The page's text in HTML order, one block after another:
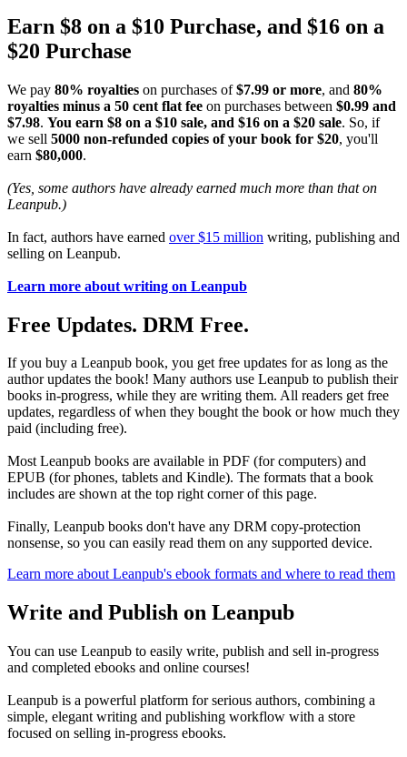
Earn $8 on a $10 Purchase, and $16 on a
$20 Purchase
We pay 80% royalties on purchases of$7.99 or more, and 80%
royalties minus a 50 cent flat fee on purchases between $0.99 and
$7.98. You earn $8 on a $10 sale, and $16 on a $20 sale. So, if
we sell 5000 non-refunded copies of your book for $20, you'll
earn $80,000.
(Yes, some authors have already earned much more than that on
Leanpub.)
In fact, authors have earned over $15 million writing, publishing and
selling on Leanpub.
Learn more about writing on Leanpub
Free Updates. DRM Free.
If you buy a Leanpub book, you get free updates for as long as the
author updates the book! Many authors use Leanpub to publish their
books in-progress, while they are writing them. All readers get free
updates, regardless of when they bought the book or how much they
paid (including free).
Most Leanpub books are available in PDF (for computers) and
EPUB (for phones, tablets and Kindle). The formats that a book
includes are shown at the top right corner of this page.
Finally, Leanpub books don't have any DRM copy-protection
nonsense, so you can easily read them on any supported device.
Learn more about Leanpub's ebook formats and where to read them
Write and Publish on Leanpub
You can use Leanpub to easily write, publish and sell in-progress
and completed ebooks and online courses!
Leanpub is a powerful platform for serious authors, combining a
simple, elegant writing and publishing workflow with a store
focused on selling in-progress ebooks.